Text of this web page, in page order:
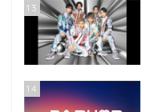
13
14